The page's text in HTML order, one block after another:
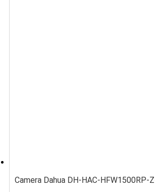
Camera Dahua DH-HAC-